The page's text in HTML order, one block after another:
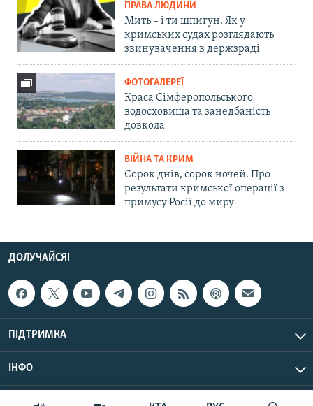
ПРАВА ЛЮДИНИ
Мить – і ти шпигун. Як у
кримських судах розглядають
звинувачення в держзраді
ФОТОГАЛЕРЕЇ
Краса Сімферопольського
водосховища та занедбаність
довкола
ВІЙНА ТА КРИМ
Сорок днів, сорок ночей. Про
результати кримської операції з
примусу Росії до миру
ДОЛУЧАЙСЯ!
ПІДТРИМКА
ІНФО